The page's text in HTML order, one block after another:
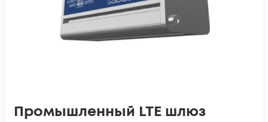
Промышленный LTE шлюз